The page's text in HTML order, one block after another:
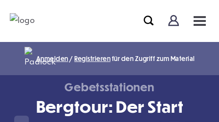
Anmelden /Registrierenfür den Zugriff zum Material
Gebetsstationen
Bergtour: Der Start